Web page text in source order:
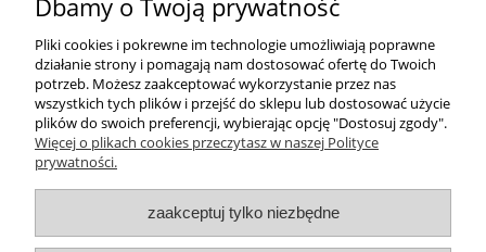
Pomoc
Moje konto
Płatności i dostawa
Dbamy o Twoją prywatność
Pliki cookies i pokrewne im technologie umożliwiają poprawne
działanie strony i pomagają nam dostosować ofertę do Twoich
potrzeb. Możesz zaakceptować wykorzystanie przez nas
wszystkich tych plików i przejść do sklepu lub dostosować użycie
plików do swoich preferencji, wybierając opcję "Dostosuj zgody".
Więcej o plikach cookies przeczytasz w naszej Polityce
prywatności.
zaakceptuj tylko niezbędne